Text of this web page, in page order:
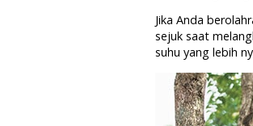
Jika Anda
sejuk saat
suhu yang lebih